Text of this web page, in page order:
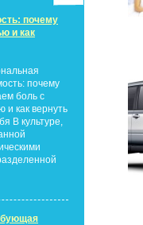
почему
и как
почему
боль с
и как вернуть
В культуре,